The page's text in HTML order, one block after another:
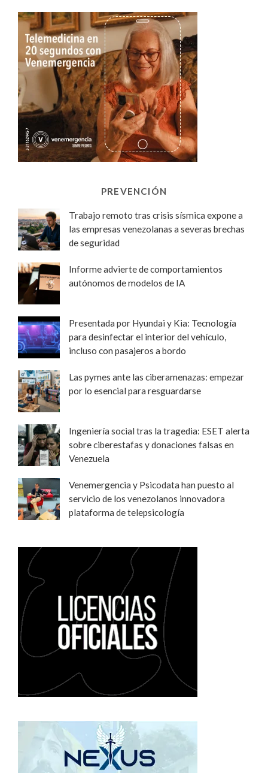
PREVENCIÓN
Trabajo remoto tras crisis sísmica expone a
las empresas venezolanas a severas brechas
de seguridad
Informe advierte de comportamientos
autónomos de modelos de IA
Presentada por Hyundai y Kia: Tecnología
para desinfectar el interior del vehículo,
incluso con pasajeros a bordo
Las pymes ante las ciberamenazas: empezar
por lo esencial para resguardarse
Ingeniería social tras la tragedia: ESET alerta
sobre ciberestafas y donaciones falsas en
Venezuela
Venemergencia y Psicodata han puesto al
servicio de los venezolanos innovadora
plataforma de telepsicología